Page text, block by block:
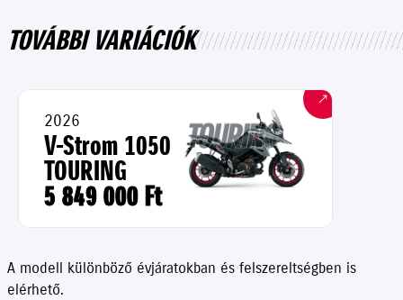
TOVÁBBI VARIÁCIÓK
2026
V-Strom 1050
TOURING
5 849 000 Ft
A modell különböző évjáratokban és felszereltségben is
elérhető.